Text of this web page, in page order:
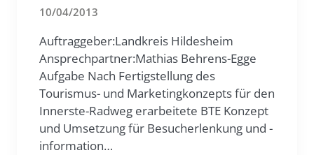
10/04/2013
Auftraggeber:Landkreis Hildesheim
Ansprechpartner:Mathias Behrens-Egge
Aufgabe Nach Fertigstellung des
Tourismus- und Marketingkonzepts für den
Innerste-Radweg erarbeitete BTE Konzept
und Umsetzung für Besucherlenkung und -
information…